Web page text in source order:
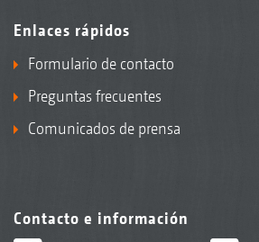
Enlaces rápidos
Formulario de contacto
Preguntas frecuentes
Comunicados de prensa
Contacto e información